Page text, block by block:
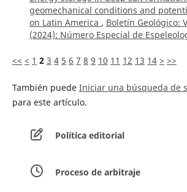
geomechanical conditions and
on Latin America , Boletín Geológico:
(2024): Número Especial de
<< < 1 2 3 4 5 6 7 8 9 10 11 12 13 14 > >>
También puede Iniciar una búsqueda de
para este artículo.
Política editorial
Proceso de arbitraje